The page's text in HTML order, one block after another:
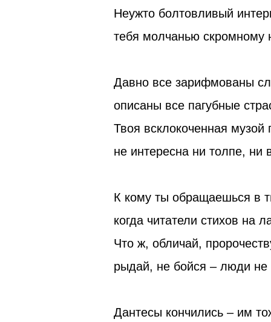
Неужто болтовливый
тебя молчанью скромному
Давно все зарифмованы
описаны все пагубные
Твоя всклокоченная музой
не интересна ни толпе, ни
К кому ты обращаешься в
когда читатели стихов на
Что ж, обличай,
рыдай, не бойся – люди
Дантесы кончились – им